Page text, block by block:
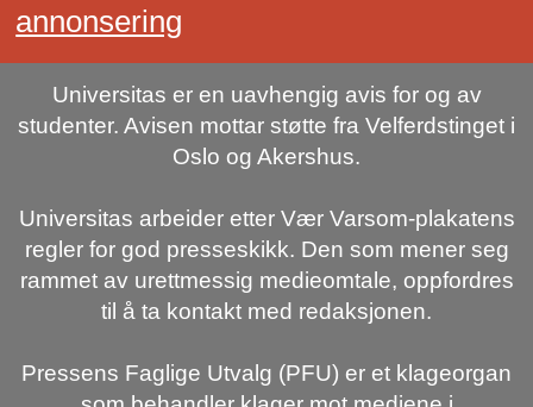
annonsering
Universitas er en uavhengig avis for og av
studenter. Avisen mottar støtte fra Velferdstinget i
Oslo og Akershus.
Universitas arbeider etter Vær Varsom-plakatens
regler for god presseskikk. Den som mener seg
rammet av urettmessig medieomtale, oppfordres
til å ta kontakt med redaksjonen.
Pressens Faglige Utvalg (PFU) er et klageorgan